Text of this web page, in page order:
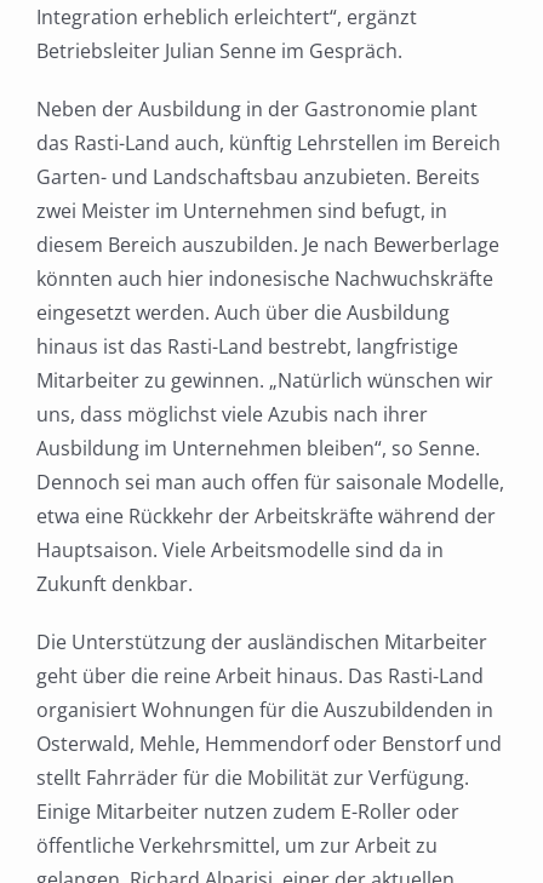
Integration erheblich erleichtert“, ergänzt
Betriebsleiter Julian Senne im Gespräch.
Neben der Ausbildung in der Gastronomie plant
das Rasti-Land auch, künftig Lehrstellen im Bereich
Garten- und Landschaftsbau anzubieten. Bereits
zwei Meister im Unternehmen sind befugt, in
diesem Bereich auszubilden. Je nach Bewerberlage
könnten auch hier indonesische Nachwuchskräfte
eingesetzt werden. Auch über die Ausbildung
hinaus ist das Rasti-Land bestrebt, langfristige
Mitarbeiter zu gewinnen. „Natürlich wünschen wir
uns, dass möglichst viele Azubis nach ihrer
Ausbildung im Unternehmen bleiben“, so Senne.
Dennoch sei man auch offen für saisonale Modelle,
etwa eine Rückkehr der Arbeitskräfte während der
Hauptsaison. Viele Arbeitsmodelle sind da in
Zukunft denkbar.
Die Unterstützung der ausländischen Mitarbeiter
geht über die reine Arbeit hinaus. Das Rasti-Land
organisiert Wohnungen für die Auszubildenden in
Osterwald, Mehle, Hemmendorf oder Benstorf und
stellt Fahrräder für die Mobilität zur Verfügung.
Einige Mitarbeiter nutzen zudem E-Roller oder
öffentliche Verkehrsmittel, um zur Arbeit zu